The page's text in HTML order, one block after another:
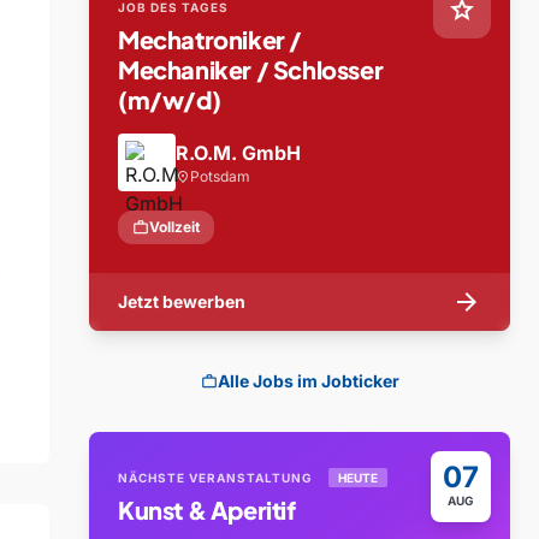
star
JOB DES TAGES
Mechatroniker /
Mechaniker / Schlosser
(m/w/d)
R.O.M. GmbH
location_on Potsdam
workVollzeit
Jetzt bewerben arrow_forward
workAlle Jobs im Jobticker
07
AUG
NÄCHSTE VERANSTALTUNG HEUTE
Kunst & Aperitif